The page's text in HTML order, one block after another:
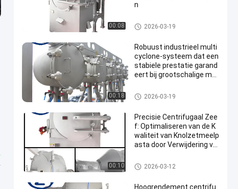
00:08
n
De Verwerkingsmachine van h
et maniokzetmeel
2026-03-19
00:18
Robuust industrieel multi
cyclone-systeem dat een
stabiele prestatie garand
eert bij grootschalige mat
De Verwerkingsmachine van h
et maniokzetmeel
2026-03-19
00:10
Precisie Centrifugaal Zee
f: Optimaliseren van de K
waliteit van Knolzetmeelp
asta door Verwijdering va
ten
De Verwerkingsmachine van h
et maniokzetmeel
2026-03-12
Hoogrendement centrifu